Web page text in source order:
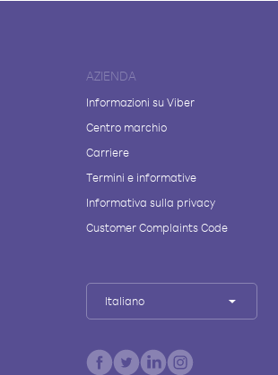
AZIENDA
Informazioni su Viber
Centro marchio
Carriere
Termini e informative
Informativa sulla privacy
Customer Complaints Code
Italiano